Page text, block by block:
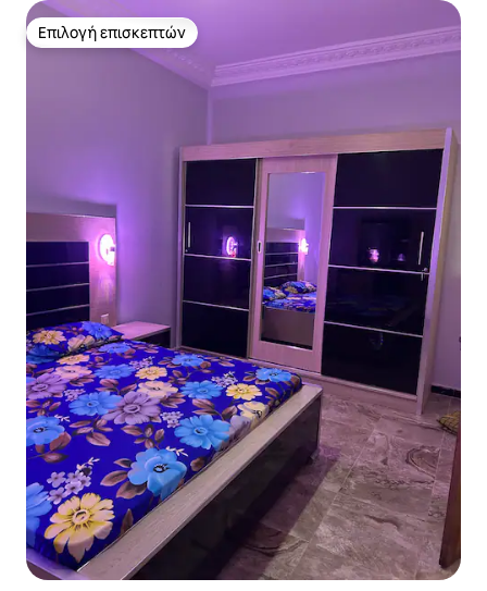
Επιλογή επισκεπτών
Επιλογή επισκεπτών